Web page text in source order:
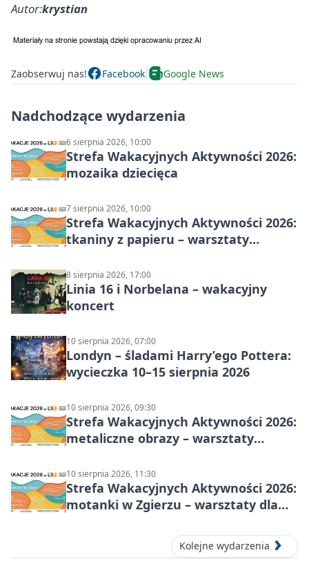
Autor:krystian
Zaobserwuj nas! Facebook Google News
Nadchodzące wydarzenia
6 sierpnia 2026, 10:00
Strefa Wakacyjnych Aktywności 2026:
mozaika dziecięca
7 sierpnia 2026, 10:00
Strefa Wakacyjnych Aktywności 2026:
tkaniny z papieru – warsztaty
8 sierpnia 2026, 17:00
Linia 16 i Norbelana – wakacyjny
koncert
10 sierpnia 2026, 07:00
Londyn – śladami Harry’ego Pottera:
wycieczka 10–15 sierpnia 2026
10 sierpnia 2026, 09:30
Strefa Wakacyjnych Aktywności 2026:
metaliczne obrazy – warsztaty
10 sierpnia 2026, 11:30
Strefa Wakacyjnych Aktywności 2026:
motanki w Zgierzu – warsztaty dla
Kolejne wydarzenia